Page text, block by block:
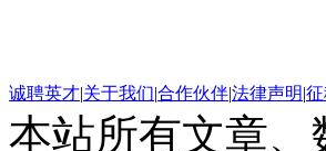
诚聘英才|关于我们|合作伙伴|法律声明|
本站所有文章